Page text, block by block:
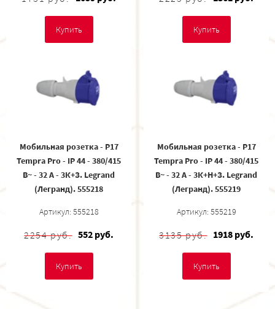
Купить Купить
Мобильная розетка - P17
Tempra Pro - IP 44 - 380/415
В~ - 32 A - 3К+З. Legrand
(Легранд). 555218
Артикул: 555218
2254 руб. 552 руб.
Купить
Мобильная розетка - P17
Tempra Pro - IP 44 - 380/415
В~ - 32 A - 3К+Н+З. Legrand
(Легранд). 555219
Артикул: 555219
3135 руб. 1918 руб.
Купить